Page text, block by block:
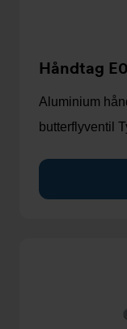
Håndtag
Aluminium
butterflyventil